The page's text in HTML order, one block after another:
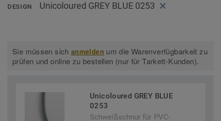
DESIGN Unicoloured GREY BLUE 0253
Sie müssen sichanmelden um die Warenverfügbarkeit zu
prüfen und online zu bestellen (nur für Tarkett-Kunden).
Unicoloured GREY BLUE
0253
Schweißschnur für PVC-